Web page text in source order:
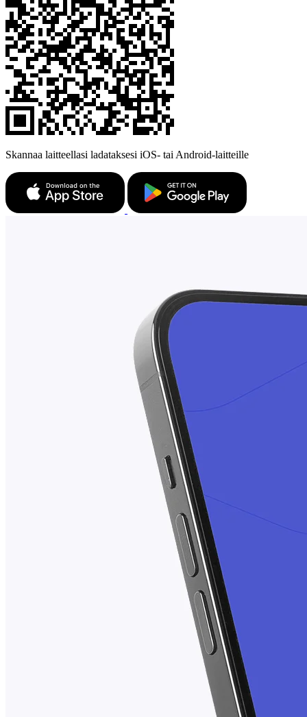
Skannaa laitteellasi ladataksesi iOS- tai Android-laitteille